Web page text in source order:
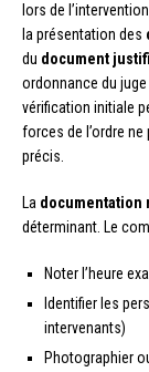
lors de
la présentation des
du document
ordonnance du
vérification initiale
forces de l’ordre
précis.
La documentation
déterminant. Le
Noter l’heure
Identifier les
intervenants)
Photographier